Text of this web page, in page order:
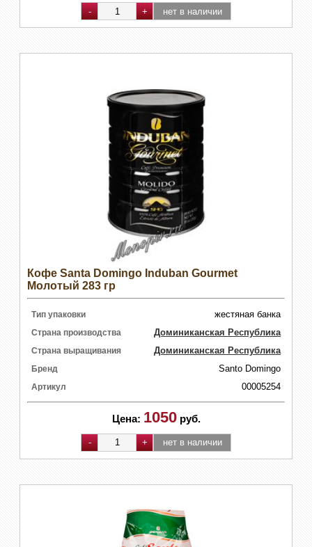
Кофе Santa Domingo Induban Gourmet
Молотый 283 гр
Тип упаковки жестяная банка
Страна производства Доминиканская Республика
Страна выращивания Доминиканская Республика
Бренд Santo Domingo
Артикул 00005254
Цена: 1050 руб.